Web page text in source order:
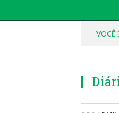
VOCÊ